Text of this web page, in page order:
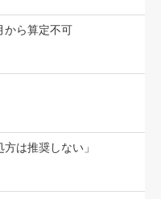
から算定不可
は推奨しない」